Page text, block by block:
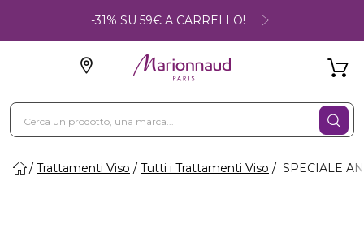
-31% SU 59€ A CARRELLO!
Trattamenti Viso Tutti i Trattamenti Viso SPECIALE